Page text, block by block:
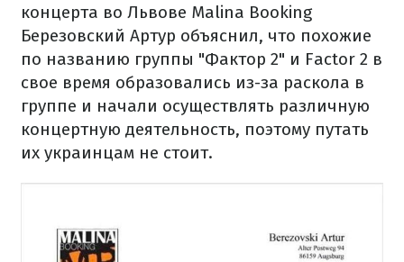
концерта во Львове Malina Booking
Березовский Артур объяснил, что похожие
по названию группы "Фактор 2" и Factor 2 в
свое время образовались из-за раскола в
группе и начали осуществлять различную
концертную деятельность, поэтому путать
их украинцам не стоит.